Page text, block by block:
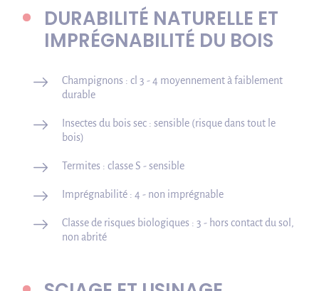
DURABILITÉ NATURELLE ET
IMPRÉGNABILITÉ DU BOIS
Champignons : cl 3 - 4 moyennement à faiblement
durable
Insectes du bois sec : sensible (risque dans tout le
bois)
Termites : classe S - sensible
Imprégnabilité : 4 - non imprégnable
Classe de risques biologiques : 3 - hors contact du sol,
non abrité